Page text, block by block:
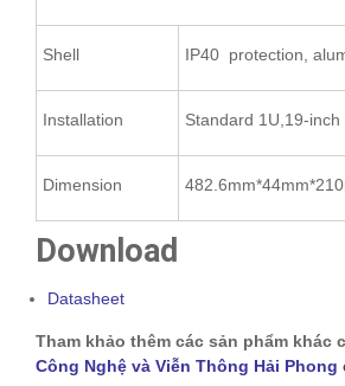
Shell IP40 protection,
Installation Standard 1U,19-
Dimension
Download
Datasheet
Tham khảo thêm các sản phẩm khác
Công Nghệ và Viễn Thông Hải Phong